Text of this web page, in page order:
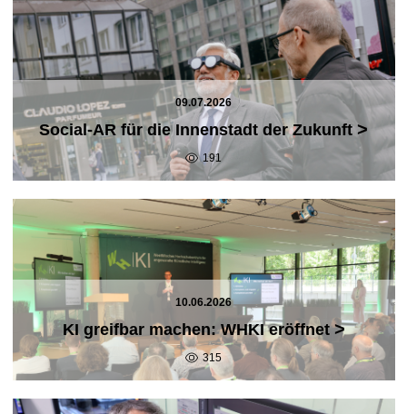
09.07.2026
Social-AR für die Innenstadt der Zukunft >
191
10.06.2026
KI greifbar machen: WHKI eröffnet>
315